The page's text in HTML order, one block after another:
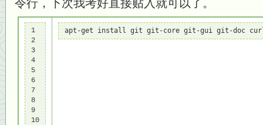
令行，下次我考好直接贴入就可以了。
1
2
3
4
5
6
7
8
9
10
apt-get install git git-core git-gui git-doc curl